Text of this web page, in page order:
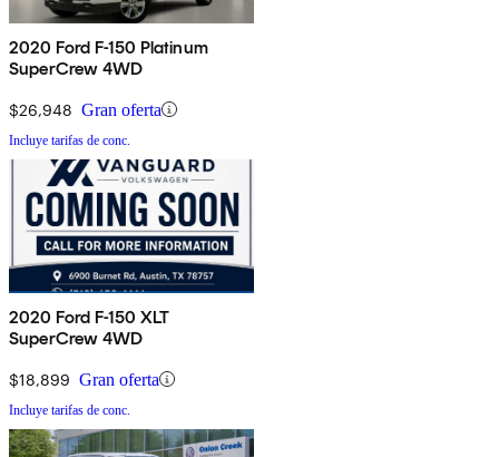
2020 Ford F-150 Platinum
SuperCrew 4WD
$26,948 Gran oferta
Incluye tarifas de conc.
2020 Ford F-150 XLT
SuperCrew 4WD
$18,899 Gran oferta
Incluye tarifas de conc.